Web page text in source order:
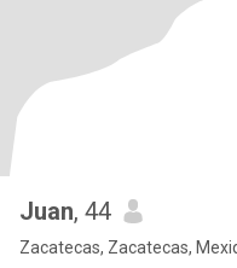
Juan, 44
Zacatecas, Zacatecas,